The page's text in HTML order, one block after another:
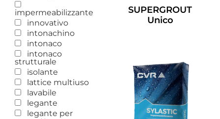
impermeabilizzante
innovativo
intonachino
intonaco
intonaco
strutturale
isolante
lattice multiuso
lavabile
legante
legante per
SUPERGROUT
Unico